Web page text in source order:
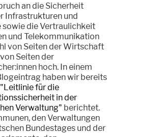
an die Sicherheit
Infrastrukturen und
sowie die Vertraulichkeit
und Telekommunikation
von Seiten der Wirtschaft
Seiten der
hoch. In einem
haben wir bereits
"Leitlinie für die
in der
Verwaltung" berichtet.
den Verwaltungen
Bundestages und der